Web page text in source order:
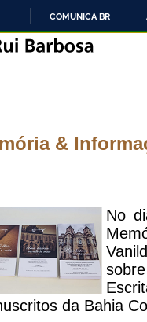
COMUNICA BR
&
No
da Bahia